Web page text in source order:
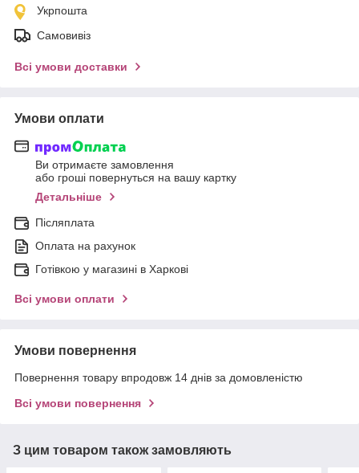
Укрпошта
Самовивіз
Всі умови доставки
Умови оплати
Ви отримаєте замовлення
або гроші повернуться на вашу картку
Детальніше
Післяплата
Оплата на рахунок
Готівкою у магазині в Харкові
Всі умови оплати
Умови повернення
Повернення товару впродовж 14 днів за домовленістю
Всі умови повернення
З цим товаром також замовляють